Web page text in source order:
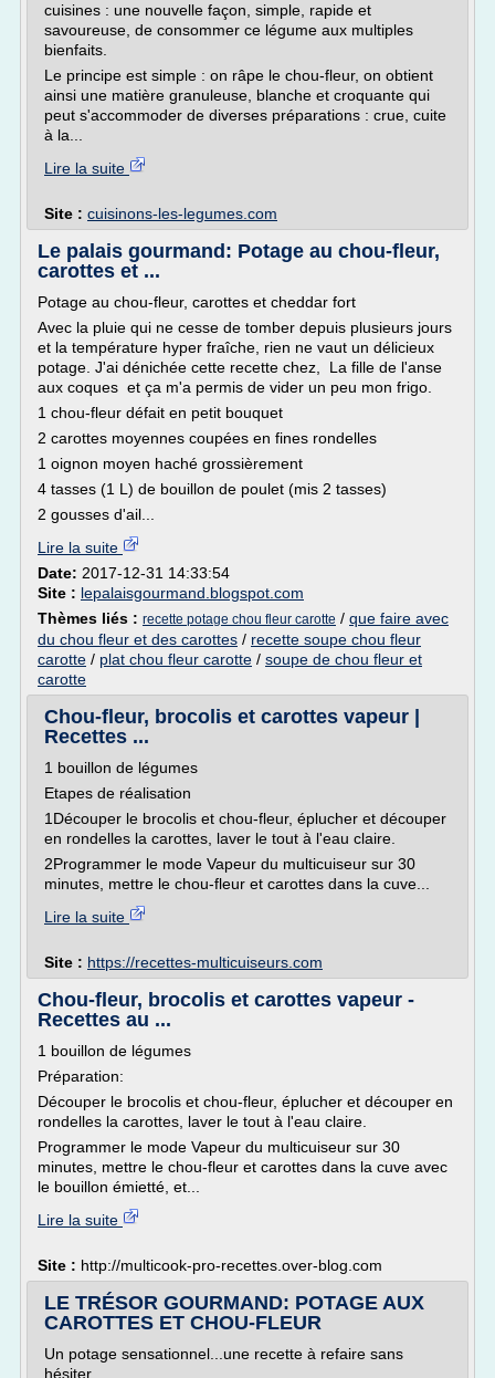
cuisines : une nouvelle façon, simple, rapide et
savoureuse, de consommer ce légume aux multiples
bienfaits.
Le principe est simple : on râpe le chou-fleur, on obtient
ainsi une matière granuleuse, blanche et croquante qui
peut s'accommoder de diverses préparations : crue, cuite
à la...
Lire la suite
Site : cuisinons-les-legumes.com
Le palais gourmand: Potage au chou-fleur,
carottes et ...
Potage au chou-fleur, carottes et cheddar fort
Avec la pluie qui ne cesse de tomber depuis plusieurs jours
et la température hyper fraîche, rien ne vaut un délicieux
potage. J'ai dénichée cette recette chez, La fille de l'anse
aux coques et ça m'a permis de vider un peu mon frigo.
1 chou-fleur défait en petit bouquet
2 carottes moyennes coupées en fines rondelles
1 oignon moyen haché grossièrement
4 tasses (1 L) de bouillon de poulet (mis 2 tasses)
2 gousses d'ail...
Lire la suite
Date: 2017-12-31 14:33:54
Site : lepalaisgourmand.blogspot.com
Thèmes liés : recette potage chou fleur carotte / que faire avec
du chou fleur et des carottes / recette soupe chou fleur
carotte / plat chou fleur carotte / soupe de chou fleur et
carotte
Chou-fleur, brocolis et carottes vapeur |
Recettes ...
1 bouillon de légumes
Etapes de réalisation
1Découper le brocolis et chou-fleur, éplucher et découper
en rondelles la carottes, laver le tout à l'eau claire.
2Programmer le mode Vapeur du multicuiseur sur 30
minutes, mettre le chou-fleur et carottes dans la cuve...
Lire la suite
Site : https://recettes-multicuiseurs.com
Chou-fleur, brocolis et carottes vapeur -
Recettes au ...
1 bouillon de légumes
Préparation:
Découper le brocolis et chou-fleur, éplucher et découper en
rondelles la carottes, laver le tout à l'eau claire.
Programmer le mode Vapeur du multicuiseur sur 30
minutes, mettre le chou-fleur et carottes dans la cuve avec
le bouillon émietté, et...
Lire la suite
Site : http://multicook-pro-recettes.over-blog.com
LE TRÉSOR GOURMAND: POTAGE AUX
CAROTTES ET CHOU-FLEUR
Un potage sensationnel...une recette à refaire sans
hésiter.